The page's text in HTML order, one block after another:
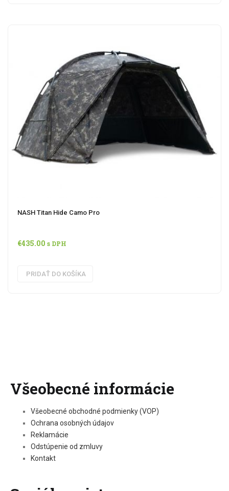
NASH Titan Hide Camo Pro
€435.00 s DPH
PRIDAŤ DO KOŠÍKA
Všeobecné informácie
Všeobecné obchodné podmienky (VOP)
Ochrana osobných údajov
Reklamácie
Odstúpenie od zmluvy
Kontakt